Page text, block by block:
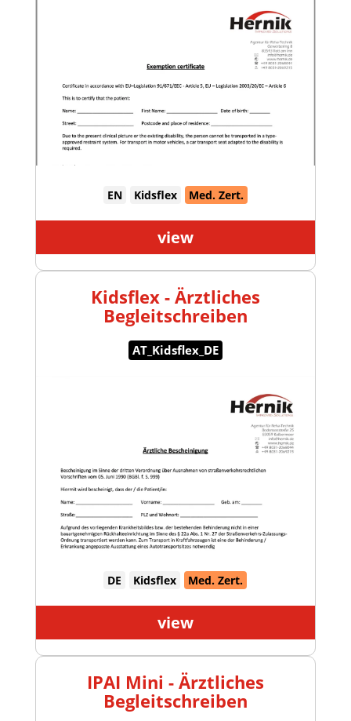
EN Kidsflex Med. Zert.
view
AT_Kidsflex_DE
Kidsflex - Ärztliches
Begleitschreiben
DE Kidsflex Med. Zert.
view
IPAI Mini - Ärztliches
Begleitschreiben